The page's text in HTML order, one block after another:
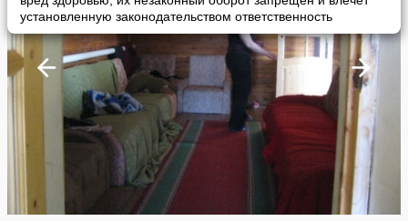
установленную законодательством ответственность